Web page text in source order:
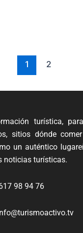
1 2
turística,
sitios dónde
un auténtico
noticias turísticas.
98 94 76